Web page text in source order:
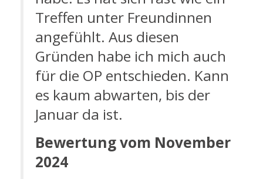
Treffen unter Freundinnen
angefühlt. Aus diesen
Gründen habe ich mich auch
für die OP entschieden. Kann
es kaum abwarten, bis der
Januar da ist.
Bewertung vom November
2024